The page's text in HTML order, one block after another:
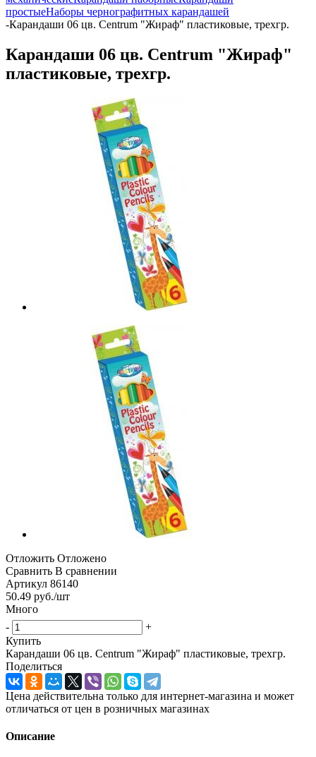
простыеНаборы чернографитных карандашей
-Карандаши 06 цв. Centrum "Жираф" пластиковые, трехгр.
Карандаши 06 цв. Centrum "Жираф"
пластиковые, трехгр.
Отложить Отложено
Сравнить В сравнении
Артикул 86140
50.49 руб./шт
Много
-
+
Купить
Карандаши 06 цв. Centrum "Жираф" пластиковые, трехгр.
Поделиться
Цена действительна только для интернет-магазина и может
отличаться от цен в розничных магазинах
Описание